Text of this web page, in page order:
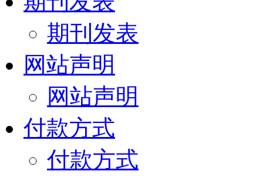
期刊发表
网站声明
网站声明
付款方式
付款方式